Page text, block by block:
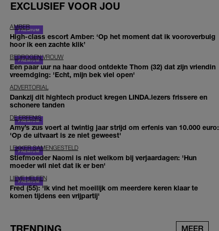
EXCLUSIEF VOOR JOU
AMBER
High-class escort Amber: ‘Op het moment dat ik vooroverbuig
hoor ik een zachte klik’
BEDROGEN VROUW
Een paar uur na haar dood ontdekte Thom (32) dat zijn vriendin
vreemdging: 'Echt, mijn bek viel open'
ADVERTORIAL
Dankzij dit hightech product kregen LINDA.lezers frissere en
schonere tanden
DE ERFENIS
Amy’s zus voert al twintig jaar strijd om erfenis van 10.000 euro:
'Op de uitvaart is ze niet geweest'
LEKKER SAMENGESTELD
Stiefmoeder Naomi is niet welkom bij verjaardagen: 'Hun
moeder wil niet dat ik er ben'
LIEVE HELEEN
Fred (55): 'Ik vind het moeilijk om meerdere keren klaar te
komen tijdens een vrijpartij'
MEER